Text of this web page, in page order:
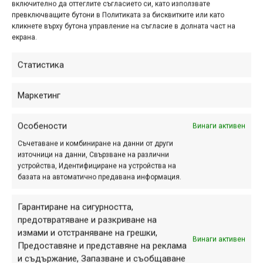
включително да оттеглите съгласието си, като използвате
превключващите бутони в Политиката за бисквитките или като
кликнете върху бутона управление на съгласие в долната част на
екрана.
Статистика
Маркетинг
Особености Винаги активен
Съчетаване и комбиниране на данни от други
източници на данни, Свързване на различни
устройства, Идентифициране на устройства на
базата на автоматично предавана информация.
Гарантиране на сигурността,
предотвратяване и разкриване на
измами и отстраняване на грешки,
Предоставяне и представяне на реклама
и съдържание, Запазване и съобщаване
Винаги активен
Димо Костов от „Долчини Про Тийм“ спечели първото
Лука Бодареу от румънския клуб „АКС Спорт Гуру“, а
бронзът остана за Ростислав Костадинов от
„Велораптор“.